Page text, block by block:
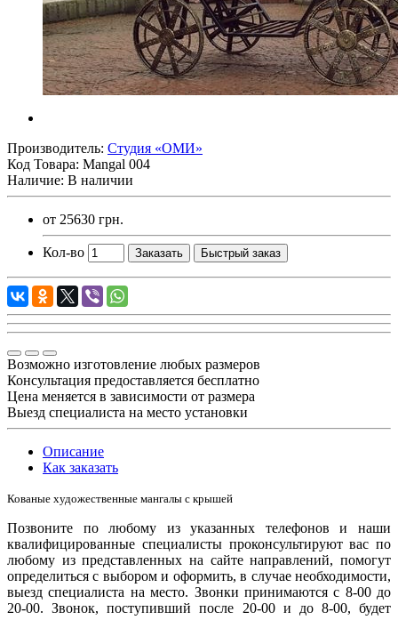
Производитель: Студия «ОМИ»
Код Товара: Mangal 004
Наличие: В наличии
от 25630 грн.
Кол-во Заказать Быстрый заказ
Возможно изготовление любых размеров
Консультация предоставляется бесплатно
Цена меняется в зависимости от размера
Выезд специалиста на место установки
Описание
Как заказать
Кованые художественные мангалы с крышей
Позвоните по любому из указанных телефонов и наши
квалифицированные специалисты проконсультируют вас по
любому из представленных на сайте направлений, помогут
определиться с выбором и оформить, в случае необходимости,
выезд специалиста на место. Звонки принимаются с 8-00 до
20-00. Звонок, поступивший после 20-00 и до 8-00, будет